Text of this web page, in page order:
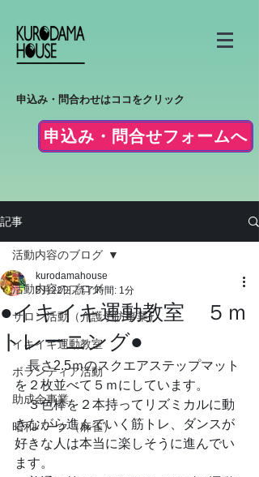
申込み・問合わせはココをクリック
申込み・問合せフォームへ
記事
活動内容のブログ
サロン活動（介護予防事業）
イキイキ運動教室
ボランティア活動
助成金事業
昭和パーク（麻雀）
活動内容のブログ
●イキイキ運動教室 ５ｍ
トレーニング●
kurodamahouse
5月22日 読了時間: 1分
長さ2.5ｍのスクエアステップマット
を２枚並べて５ｍにしています。
３色棒を２本持ってリズミカルに動
きながら進んでいく筋トレ、ダンスが
好きな人は本当に楽しそうに進んでい
ます。